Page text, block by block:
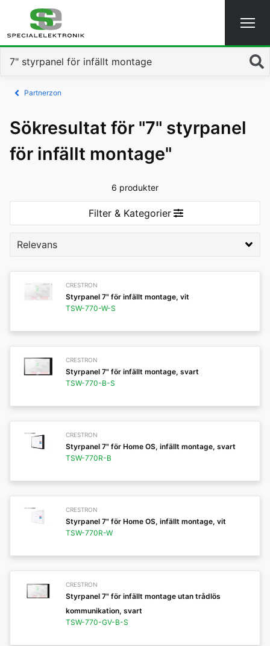
Sök
Partnerzon
Sökresultat för "7" styrpanel
för infällt montage"
6 produkter
Filter & Kategorier
CRESTRON
Styrpanel 7" för infällt montage, vit
TSW-770-W-S
CRESTRON
Styrpanel 7" för infällt montage, svart
TSW-770-B-S
CRESTRON
Styrpanel 7" för Home OS, infällt montage, svart
TSW-770R-B
CRESTRON
Styrpanel 7" för Home OS, infällt montage, vit
TSW-770R-W
CRESTRON
Styrpanel 7" för infällt montage utan trådlös
kommunikation, svart
TSW-770-GV-B-S